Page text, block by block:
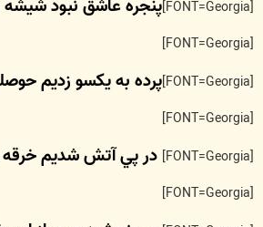
[FONT=Georgia] پنجره عاشق نبود
[FONT=Georgia]
[FONT=Georgia]
پرده به يكسو زديم
[FONT=Georgia]
[FONT=Georgia]
در پي آتش شديم
[FONT=Georgia]